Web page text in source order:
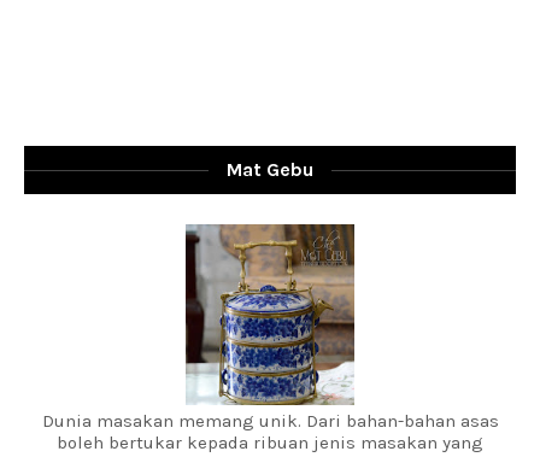
Mat Gebu
Dunia masakan memang unik. Dari bahan-bahan asas
boleh bertukar kepada ribuan jenis masakan yang